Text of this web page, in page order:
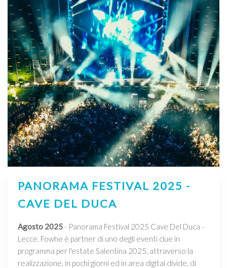
PANORAMA FESTIVAL 2025 -
CAVE DEL DUCA
Agosto 2025- Panorama Festival 2025 Cave Del Duca -
Lecce. Fowhe è partner di uno degli eventi clue in
programma per l'estate Salentina 2025, attraverso la
realizzazione, in pochi giorni ed in area digital divide, di